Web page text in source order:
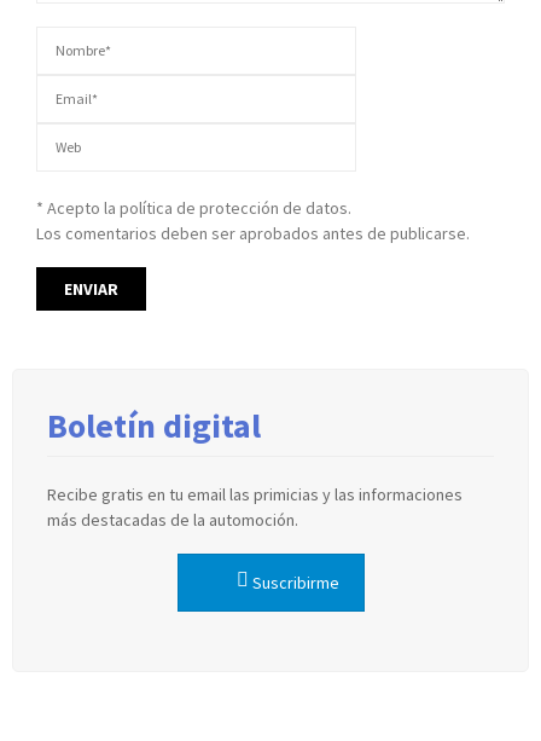
* Acepto la política de protección de datos.
Los comentarios deben ser aprobados antes de publicarse.
Boletín digital
Recibe gratis en tu email las primicias y las informaciones
más destacadas de la automoción.
Suscribirme